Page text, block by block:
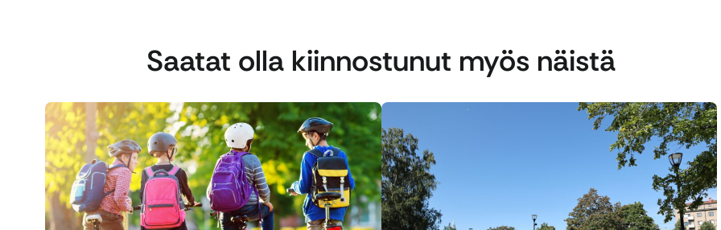
Saatat olla kiinnostunut myös näistä